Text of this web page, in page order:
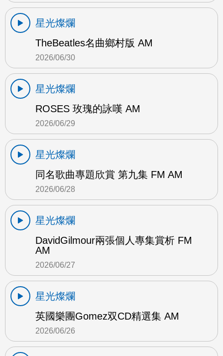
星光燦爛
TheBeatles名曲鄉村版 AM
2026/06/30
星光燦爛
ROSES 玫瑰的詠嘆 AM
2026/06/29
星光燦爛
同名歌曲專題欣賞 第九集 FM AM
2026/06/28
星光燦爛
DavidGilmour兩張個人專集賞析 FM
AM
2026/06/27
星光燦爛
英國樂團Gomez双CD精選集 AM
2026/06/26